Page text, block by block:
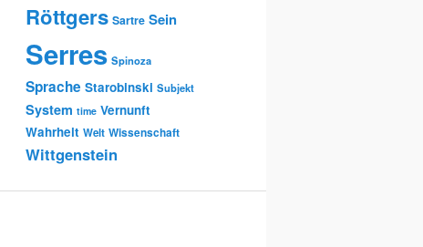
Röttgers Sartre Sein
Serres Spinoza
Sprache Starobinski Subjekt
System time Vernunft
Wahrheit Welt Wissenschaft
Wittgenstein